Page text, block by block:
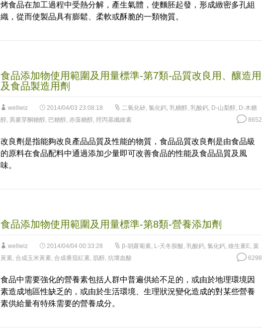
烤食品在加工過程中受熱分解，產生氣體，使麵胚起發，形成緻密多孔組
織，從而使製品具有膨鬆、柔軟或酥脆的一類物質。
食品添加物使用範圍及用量標準-第7類-品質改良用、釀造用
及食品製造用劑
wellwiz 2014/04/03 23:08:18 二氧化矽, 氯化鈣, 乳糖醇, 乳酸鈣, D-山梨醇, D-木糖
醇, 異麥芽酮糖醇, 巴糖醇, 赤藻糖醇, 羥丙基纖維素 8652
改良劑是指能夠改良產品品質及性能的物質，食品品質改良劑是由食品級
的原料在食品配料中通過添加少量即可改善食品的性能及食品品質及風
味。
食品添加物使用範圍及用量標準-第8類-營養添加劑
wellwiz 2014/04/04 00:33:28 β-胡蘿蔔素, L-天冬胺酸, 乳酸鈣, 氯化鈣, 維生素E, 葉
黃素, 合成玉米黃素, 合成番茄紅素, 肌醇, 抗壞血酸 6298
食品中需要強化的營養素包括人群中普遍供給不足的，或由於地理環境因
素造成地區性缺乏的，或由於生活環境、生理狀況變化造成的對某些營養
素供給量有特殊需要的營養成分。